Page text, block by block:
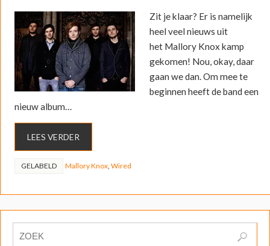
Zit je klaar? Er is namelijk
heel veel nieuws uit
het Mallory Knox kamp
gekomen! Nou, okay, daar
gaan we dan. Om mee te
beginnen heeft de band een
nieuw album…
LEES VERDER
GELABELD Mallory Knox, Wired